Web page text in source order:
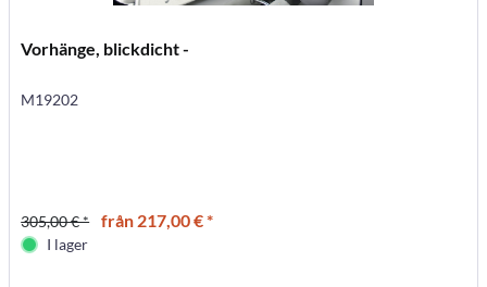
Vorhänge, blickdicht -
M19202
305,00 € * från 217,00 € *
I lager